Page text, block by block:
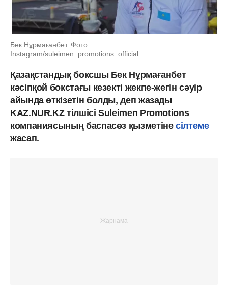
Бек Нұрмағанбет. Фото:
Instagram/suleimen_promotions_official
Қазақстандық боксшы Бек Нұрмағанбет
кәсіпқой бокстағы кезекті жекпе-жегін сәуір
айында өткізетін болды, деп жазады
KAZ.NUR.KZ тілшісі Suleimen Promotions
компаниясының баспасөз қызметінесілтеме
жасап.